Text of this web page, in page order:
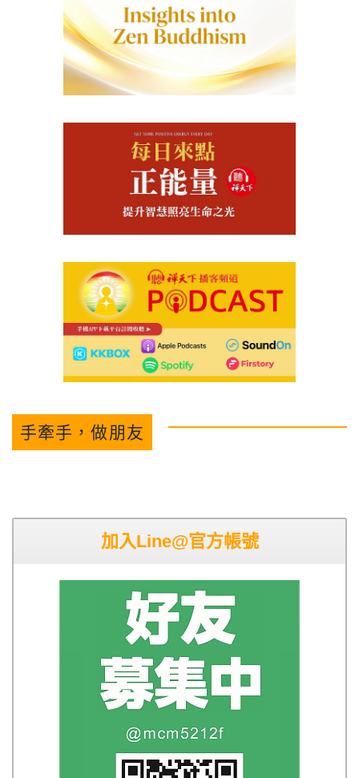
手牽手，做朋友
加入Line@官方帳號